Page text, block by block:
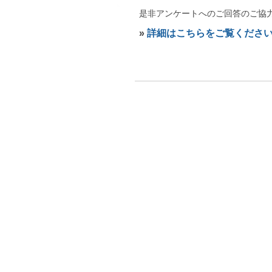
是非アンケートへのご回答のご協
» 詳細はこちらをご覧ください